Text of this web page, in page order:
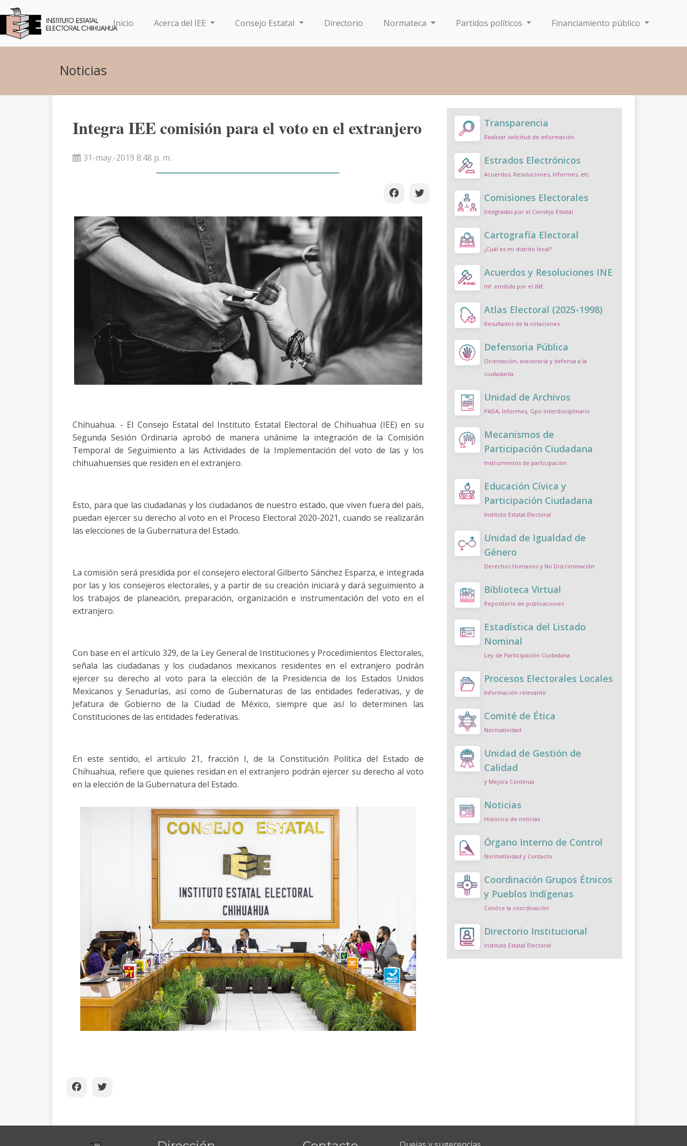
Inicio(current)Acerca del IEE Consejo Estatal Directorio Normateca Partidos políticos Financiamiento público
Noticias
Integra IEE comisión para el voto en el extranjero
31-may.-2019 8:48 p. m.
Chihuahua. - El Consejo Estatal del Instituto Estatal Electoral de Chihuahua (IEE) en su
Segunda Sesión Ordinaria aprobó de manera unánime la integración de la Comisión
Temporal de Seguimiento a las Actividades de la Implementación del voto de las y los
chihuahuenses que residen en el extranjero.
Esto, para que las ciudadanas y los ciudadanos de nuestro estado, que viven fuera del país,
puedan ejercer su derecho al voto en el Proceso Electoral 2020-2021, cuando se realizarán
las elecciones de la Gubernatura del Estado.
La comisión será presidida por el consejero electoral Gilberto Sánchez Esparza, e integrada
por las y los consejeros electorales, y a partir de su creación iniciará y dará seguimiento a
los trabajos de planeación, preparación, organización e instrumentación del voto en el
extranjero.
Con base en el artículo 329, de la Ley General de Instituciones y Procedimientos Electorales,
señala las ciudadanas y los ciudadanos mexicanos residentes en el extranjero podrán
ejercer su derecho al voto para la elección de la Presidencia de los Estados Unidos
Mexicanos y Senadurías, así como de Gubernaturas de las entidades federativas, y de
Jefatura de Gobierno de la Ciudad de México, siempre que así lo determinen las
Constituciones de las entidades federativas.
En este sentido, el artículo 21, fracción I, de la Constitución Política del Estado de
Chihuahua, refiere que quienes residan en el extranjero podrán ejercer su derecho al voto
en la elección de la Gubernatura del Estado.
Transparencia
Realizar solicitud de información
Estrados Electrónicos
Acuerdos, Resoluciones, Informes, etc
Comisiones Electorales
Integradas por el Consejo Estatal
Cartografía Electoral
¿Cuál es mi distrito local?
Acuerdos y Resoluciones INE
Inf. emitida por el INE
Atlas Electoral (2025-1998)
Resultados de la votaciones
Defensoria Pública
Orientación, asesoraría y defensa a la
ciudadanía
Unidad de Archivos
PADA, Informes, Gpo Interdisciplinario
Mecanismos de
Participación Ciudadana
Instrumentos de participación
Educación Cívica y
Participación Ciudadana
Instituto Estatal Electoral
Unidad de Igualdad de
Género
Derechos Humanos y No Discriminación
Biblioteca Virtual
Repositorio de publicaciones
Estadística del Listado
Nominal
Ley de Participación Ciudadana
Procesos Electorales Locales
Información relevante
Comité de Ética
Normatividad
Unidad de Gestión de
Calidad
y Mejora Continua
Noticias
Historico de noticias
Órgano Interno de Control
Normatividad y Contacto
Coordinación Grupos Étnicos
y Pueblos Indígenas
Conóce la coordinación
Directorio Institucional
Instituto Estatal Electoral